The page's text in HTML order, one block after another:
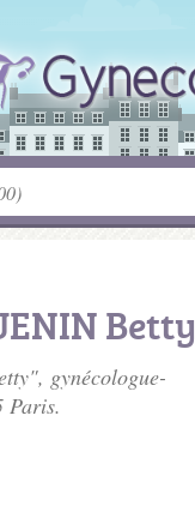
Betty
gynécologue-
Paris.